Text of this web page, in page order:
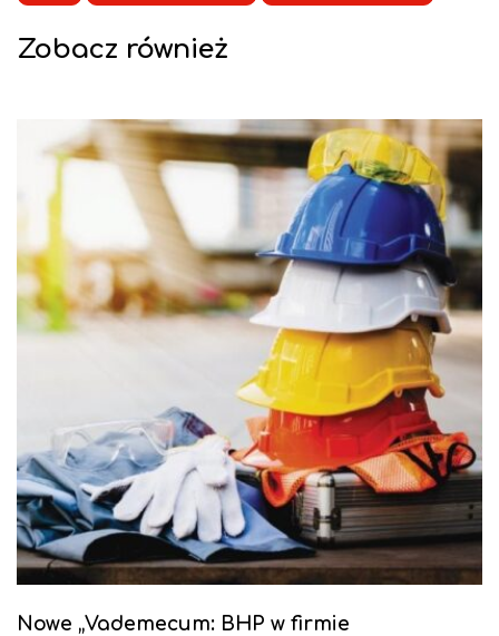
Zobacz również
Nowe „Vademecum: BHP w firmie